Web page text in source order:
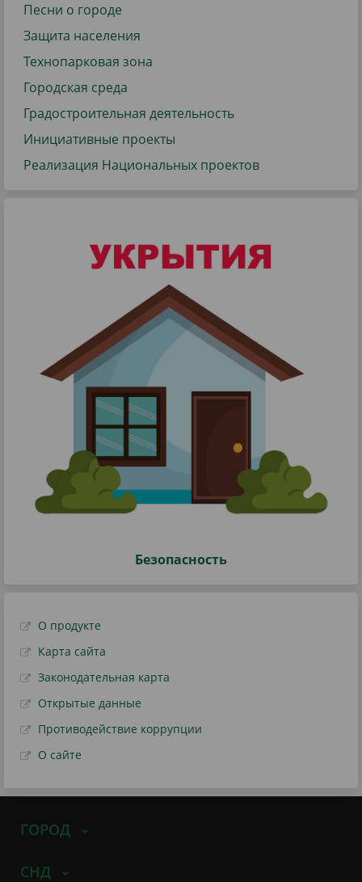
Песни о городе
Защита населения
Технопарковая зона
Городская среда
Градостроительная деятельность
Инициативные проекты
Реализация Национальных проектов
Безопасность
О продукте
Карта сайта
Законодательная карта
Открытые данные
Противодействие коррупции
О сайте
ГОРОД
СНД